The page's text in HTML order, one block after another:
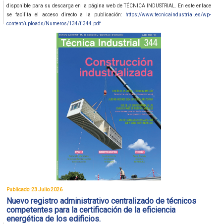
disponible para su descarga en la página web de TÉCNICA INDUSTRIAL. En este enlace
se facilita el acceso directo a la publicación:
https://www.tecnicaindustrial.es/wp-
content/uploads/Numeros/134/ti344.pdf
Publicado: 23 Julio 2026
Nuevo registro administrativo centralizado de técnicos
competentes para la certificación de la eficiencia
energética de los edificios.